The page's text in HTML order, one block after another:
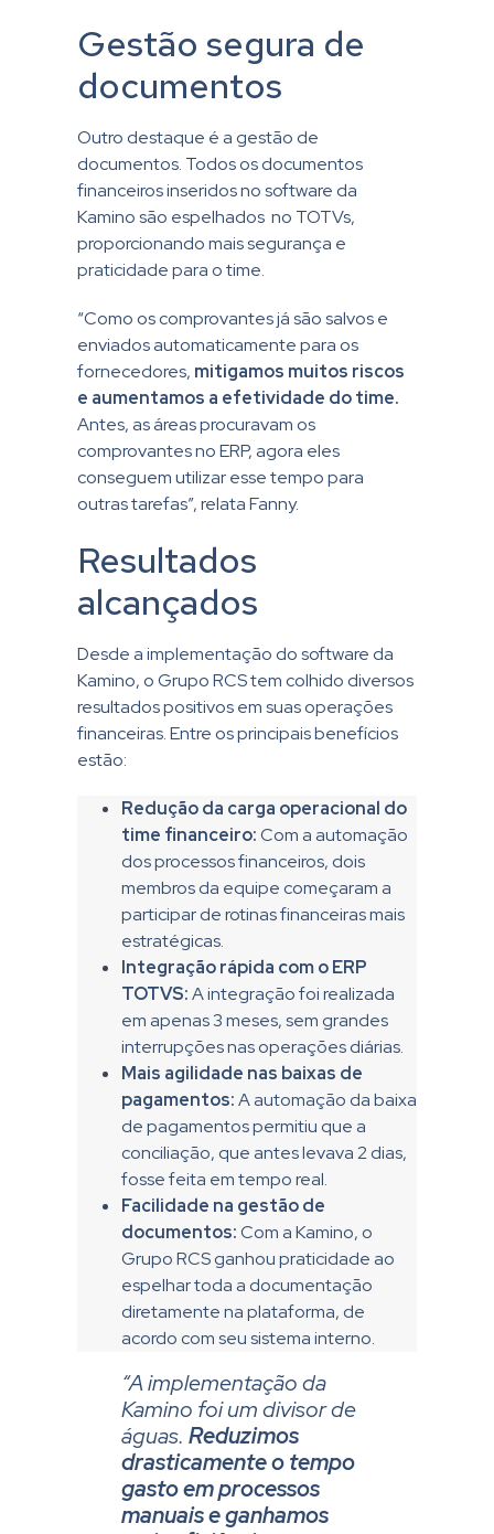
Gestão segura de
documentos
Outro destaque é a gestão de
documentos. Todos os documentos
financeiros inseridos no software da
Kamino são espelhados no TOTVs,
proporcionando mais segurança e
praticidade para o time.
“Como os comprovantes já são salvos e
enviados automaticamente para os
fornecedores, mitigamos muitos riscos
e aumentamos a efetividade do time.
Antes, as áreas procuravam os
comprovantes no ERP, agora eles
conseguem utilizar esse tempo para
outras tarefas”, relata Fanny.
Resultados
alcançados
Desde a implementação do software da
Kamino, o Grupo RCS tem colhido diversos
resultados positivos em suas operações
financeiras. Entre os principais benefícios
estão:
Redução da carga operacional do
time financeiro:Com a automação
dos processos financeiros, dois
membros da equipe começaram a
participar de rotinas financeiras mais
estratégicas.
Integração rápida com o ERP
TOTVS:A integração foi realizada
em apenas 3 meses, sem grandes
interrupções nas operações diárias.
Mais agilidade nas baixas de
pagamentos:A automação da baixa
de pagamentos permitiu que a
conciliação, que antes levava 2 dias,
fosse feita em tempo real.
Facilidade na gestão de
documentos:Com a Kamino, o
Grupo RCS ganhou praticidade ao
espelhar toda a documentação
diretamente na plataforma, de
acordo com seu sistema interno.
“A implementação da
Kamino foi um divisor de
águas. Reduzimos
drasticamente o tempo
gasto em processos
manuais e ganhamos